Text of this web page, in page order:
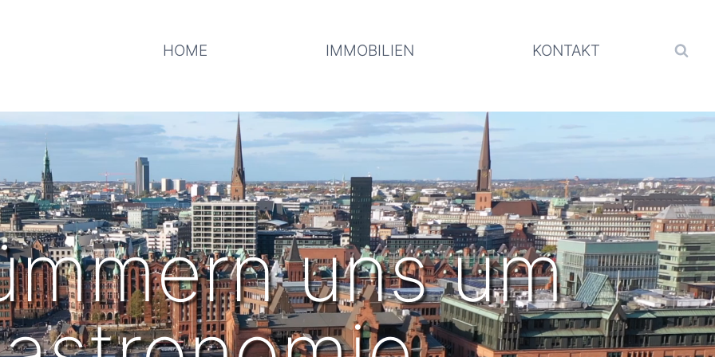
HOME IMMOBILIEN KONTAKT
uns um